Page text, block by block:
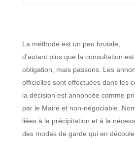
La méthode est un peu brutale,
d’autant plus que la consultation
obligation, mais passons. Les
officielles sont effectuées dans les
la décision est annoncée comme
par le Maire et non-négociable.
liées à la précipitation et à la
des modes de garde qui en